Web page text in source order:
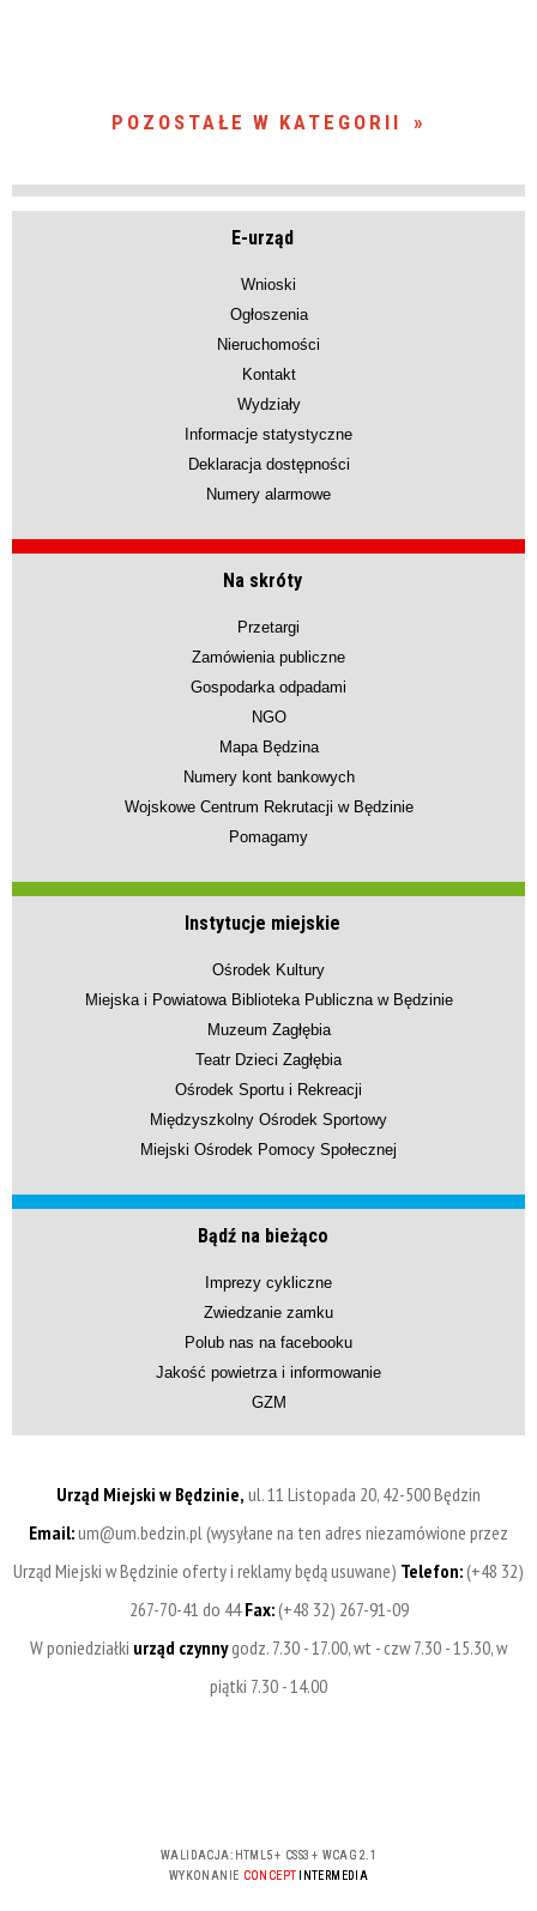
POZOSTAŁE W KATEGORII
E-urząd
Wnioski
Ogłoszenia
Nieruchomości
Kontakt
Wydziały
Informacje statystyczne
Deklaracja dostępności
Numery alarmowe
Na skróty
Przetargi
Zamówienia publiczne
Gospodarka odpadami
NGO
Mapa Będzina
Numery kont bankowych
Wojskowe Centrum Rekrutacji w Będzinie
Pomagamy
Instytucje miejskie
Ośrodek Kultury
Miejska i Powiatowa Biblioteka Publiczna w Będzinie
Muzeum Zagłębia
Teatr Dzieci Zagłębia
Ośrodek Sportu i Rekreacji
Międzyszkolny Ośrodek Sportowy
Miejski Ośrodek Pomocy Społecznej
Bądź na bieżąco
Imprezy cykliczne
Zwiedzanie zamku
Polub nas na facebooku
Jakość powietrza i informowanie
GZM
Urząd Miejski w Będzinie, ul. 11 Listopada 20, 42-500 Będzin
Email:um@um.bedzin.pl (wysyłane na ten adres niezamówione przez
Urząd Miejski w Będzinie oferty i reklamy będą usuwane) Telefon:(+48 32)
267-70-41 do 44Fax:(+48 32) 267-91-09
W poniedziałki urząd czynnygodz. 7.30 - 17.00, wt - czw 7.30 - 15.30, w
piątki 7.30 - 14.00
WALIDACJA: HTML5+ CSS3 + WCAG 2.1
WYKONANIE CONCEPT INTERMEDIA